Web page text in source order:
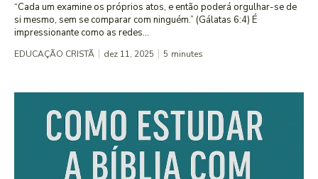
“Cada um examine os próprios atos, e então poderá orgulhar-se de
si mesmo, sem se comparar com ninguém.” (Gálatas 6:4) É
impressionante como as redes...
EDUCAÇÃO CRISTÃ dez 11, 2025 5 minutes